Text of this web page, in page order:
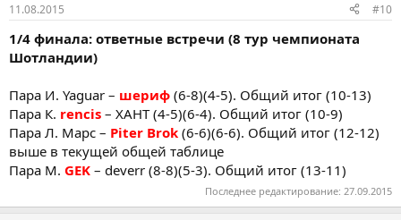
11.08.2015 #10
1/4 финала: ответные встречи (8 тур чемпионата
Шотландии)
Пара И. Yaguar – шериф (6-8)(4-5). Общий итог (10-13)
Пара К. rencis – ХАНТ (4-5)(6-4). Общий итог (10-9)
Пара Л. Марс – Piter Brok (6-6)(6-6). Общий итог (12-12)
выше в текущей общей таблице
Пара М. GEK – deverr (8-8)(5-3). Общий итог (13-11)
Последнее редактирование: 27.09.2015